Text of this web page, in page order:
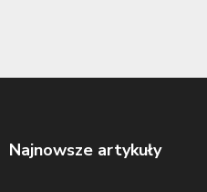
Najnowsze artykuły